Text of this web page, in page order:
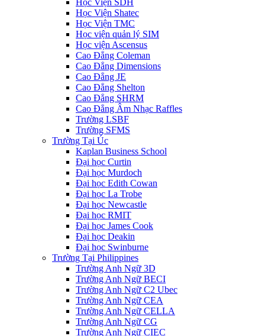
Học Viện SDH
Học Viện Shatec
Học Viện TMC
Học viện quản lý SIM
Học viện Ascensus
Cao Đẳng Coleman
Cao Đẳng Dimensions
Cao Đẳng JE
Cao Đẳng Shelton
Cao Đẳng SHRM
Cao Đẳng Âm Nhạc Raffles
Trường LSBF
Trường SFMS
Trường Tại Úc
Kaplan Business School
Đại học Curtin
Đại học Murdoch
Đại học Edith Cowan
Đại học La Trobe
Đại học Newcastle
Đại học RMIT
Đại học James Cook
Đại học Deakin
Đại học Swinburne
Trường Tại Philippines
Trường Anh Ngữ 3D
Trường Anh Ngữ BECI
Trường Anh Ngữ C2 Ubec
Trường Anh Ngữ CEA
Trường Anh Ngữ CELLA
Trường Anh Ngữ CG
Trường Anh Ngữ CIEC